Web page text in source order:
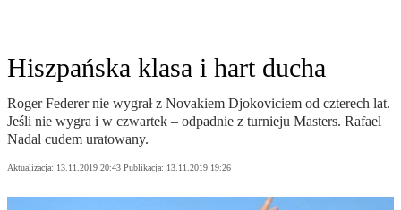
Hiszpańska klasa i hart ducha
Roger Federer nie wygrał z Novakiem Djokoviciem od czterech lat.
Jeśli nie wygra i w czwartek – odpadnie z turnieju Masters. Rafael
Nadal cudem uratowany.
Aktualizacja: 13.11.2019 20:43 Publikacja: 13.11.2019 19:26